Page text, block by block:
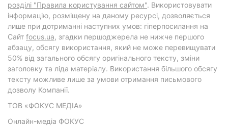
розділі "Правила користування сайтом". Використовувати
інформацію, розміщену на даному ресурсі, дозволяється
лише при дотриманні наступних умов: гіперпосилання на
Cайт focus.ua, згадки першоджерела не нижче першого
абзацу, обсягу використання, який не може перевищувати
50% від загального обсягу оригінального тексту, зміни
заголовку та ліда матеріалу. Використання більшого обсягу
тексту можливе лише за умови отримання письмового
дозволу Компанії.
ТОВ «ФОКУС МЕДІА»
Онлайн-медіа ФОКУС